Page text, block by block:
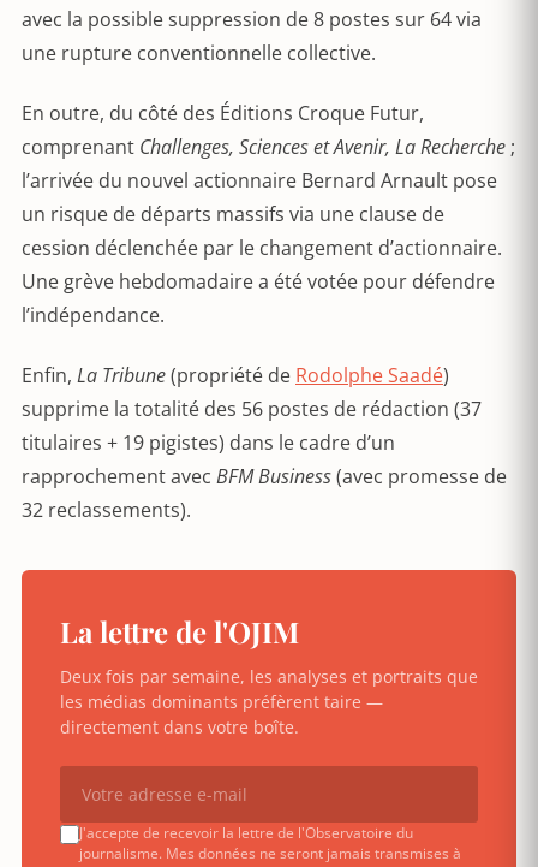
avec la possible suppression de 8 postes sur 64 via
une rupture conventionnelle collective.
En outre, du côté des Éditions Croque Futur,
comprenant Challenges, Sciences et Avenir, La Recherche ;
l’arrivée du nouvel actionnaire Bernard Arnault pose
un risque de départs massifs via une clause de
cession déclenchée par le changement d’actionnaire.
Une grève hebdomadaire a été votée pour défendre
l’indépendance.
Enfin, La Tribune(propriété de Rodolphe Saadé)
supprime la totalité des 56 postes de rédaction (37
titulaires + 19 pigistes) dans le cadre d’un
rapprochement avec BFM Business(avec promesse de
32 reclassements).
La lettre de l'OJIM
Deux fois par semaine, les analyses et portraits que
les médias dominants préfèrent taire —
directement dans votre boîte.
J'accepte de recevoir la lettre de l'Observatoire du
journalisme. Mes données ne seront jamais transmises à